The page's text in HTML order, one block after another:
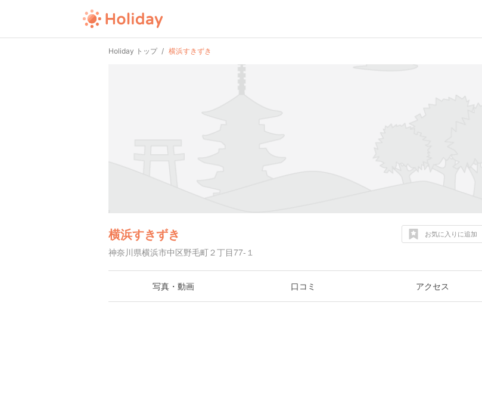
Holiday トップ 横浜すきずき
横浜すきずき
神奈川県横浜市中区野毛町２丁目77-１
お気に入りに追加
写真・動画 口コミ アクセス